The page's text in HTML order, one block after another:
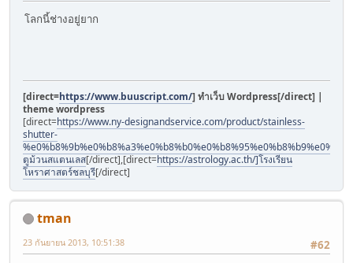
โลกนี้ช่างอยู่ยาก
[direct=https://www.buuscript.com/] ทำเว็บ Wordpress[/direct] |
theme wordpress
[direct=https://www.ny-designandservice.com/product/stainless-
shutter-
ตูม้วนสแตนเลส[/direct],[direct=https://astrology.ac.th/]โรงเรียน
โหราศาสตร์ชลบุรี[/direct]
tman
#62
23 กันยายน 2013, 10:51:38